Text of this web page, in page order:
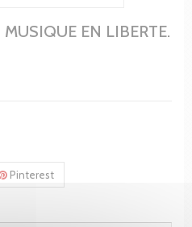
EN LIBERTE.
Pinterest